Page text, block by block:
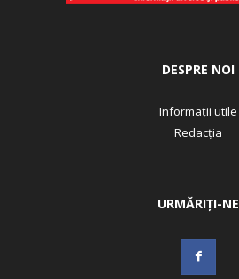
DESPRE NOI
Informații utile
Redacția
URMĂRIȚI-NE